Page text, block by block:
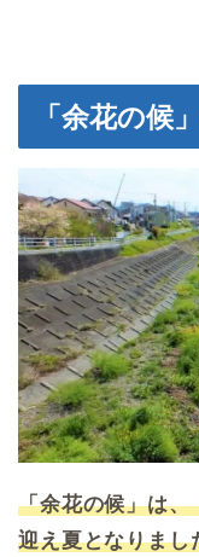
「余花の候
「余花の候」は、
迎え夏となりまし